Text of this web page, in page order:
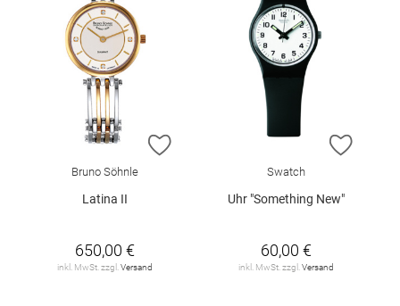
ZUR WUNSCHLISTE HINZUFÜGEN
Bruno Söhnle
Latina II
650,00 €
inkl. MwSt. zzgl.Versand
ZUR
Swatch
Uhr "Something New"
60,00 €
inkl. MwSt. zzgl.Versand